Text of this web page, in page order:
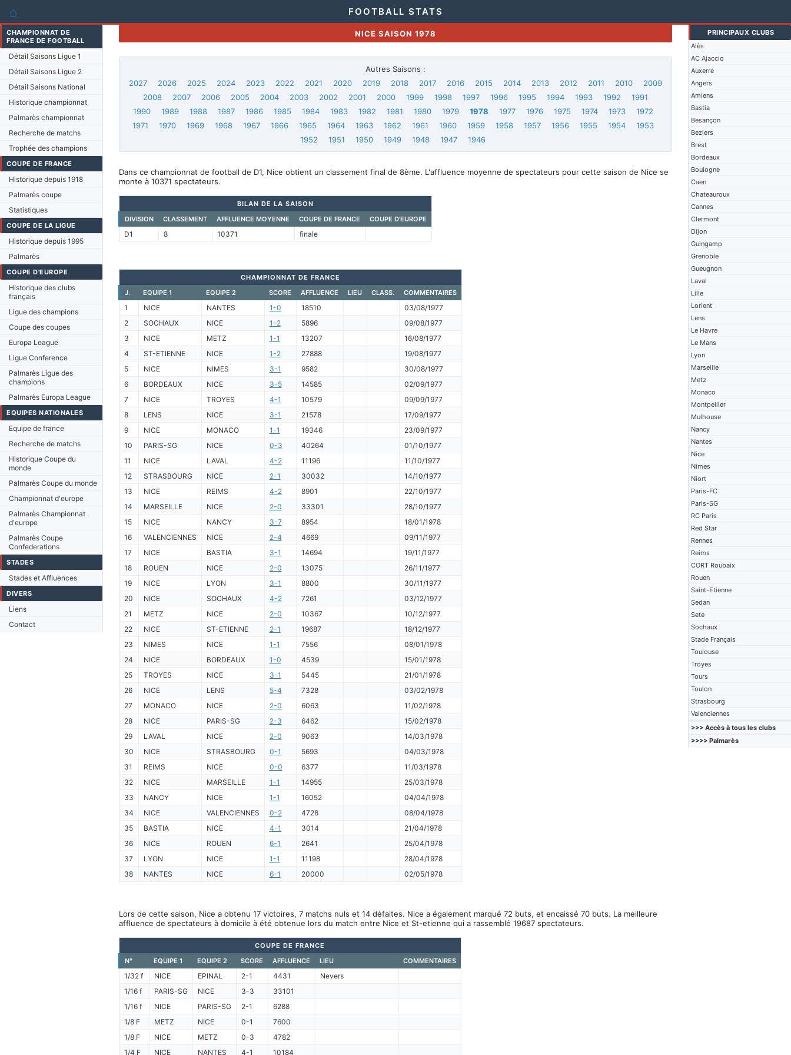
⌂ FOOTBALL STATS
CHAMPIONNAT DE
FRANCE DE FOOTBALL
Détail Saisons Ligue 1
Détail Saisons Ligue 2
Détail Saisons National
Historique championnat
Palmarès championnat
Recherche de matchs
Trophée des champions
COUPE DE FRANCE
Historique depuis 1918
Palmarès coupe
Statistiques
COUPE DE LA LIGUE
Historique depuis 1995
Palmarès
COUPE D'EUROPE
Historique des clubs
français
Ligue des champions
Coupe des coupes
Europa League
Ligue Conference
Palmarès Ligue des
champions
Palmarès Europa League
EQUIPES NATIONALES
Equipe de france
Recherche de matchs
Historique Coupe du
monde
Palmarès Coupe du monde
Championnat d'europe
Palmarès Championnat
d'europe
Palmarès Coupe
Confederations
STADES
Stades et Affluences
DIVERS
Liens
Contact
PRINCIPAUX CLUBS
Alès
AC Ajaccio
Auxerre
Angers
Amiens
Bastia
Besançon
Beziers
Brest
Bordeaux
Boulogne
Caen
Chateauroux
Cannes
Clermont
Dijon
Guingamp
Grenoble
Gueugnon
Laval
Lille
Lorient
Lens
Le Havre
Le Mans
Lyon
Marseille
Metz
Monaco
Montpellier
Mulhouse
Nancy
Nantes
Nice
Nimes
Niort
Paris-FC
Paris-SG
RC Paris
Red Star
Rennes
Reims
CORT Roubaix
Rouen
Saint-Etienne
Sedan
Sete
Sochaux
Stade Français
Toulouse
Troyes
Tours
Toulon
Strasbourg
Valenciennes
>>> Accès à tous les clubs
>>>> Palmarès
NICE SAISON 1978
Autres Saisons :
2027
2026 2025 2024 2023 2022 2021 2020 2019 2018 2017 2016 2015 2014 2013 2012 2011 2010
2009
2008
2007 2006 2005 2004 2003 2002 2001 2000 1999 1998 1997 1996 1995 1994 1993 1992
1991
1990
1989 1988 1987 1986 1985 1984 1983 1982 1981 1980 1979 1978 1977 1976 1975 1974 1973
1972
1971
1970 1969 1968 1967 1966 1965 1964 1963 1962 1961 1960 1959 1958 1957 1956 1955 1954
1953
1952
1951 1950 1949 1948 1947 1946
Dans ce championnat de football de D1, Nice obtient un classement final de 8ème. L'affluence moyenne de spectateurs pour cette saison de Nice se
monte à 10371 spectateurs.
BILAN DE LA SAISON
DIVISION
CLASSEMENT AFFLUENCE MOYENNE COUPE DE FRANCE COUPE D'EUROPE
D1 8 10371 finale
CHAMPIONNAT DE FRANCE
J.
EQUIPE 1 EQUIPE 2 SCORE AFFLUENCE LIEU CLASS. COMMENTAIRES
1 NICE NANTES 1-0 18510
03/08/1977
2
SOCHAUX NICE 1-2 5896
09/08/1977
3
NICE METZ 1-1 13207
16/08/1977
4
ST-ETIENNE NICE 1-2 27888
19/08/1977
5
NICE NIMES 3-1 9582
30/08/1977
6
BORDEAUX NICE 3-5 14585
02/09/1977
7
NICE TROYES 4-1 10579
09/09/1977
8
LENS NICE 3-1 21578
17/09/1977
9
NICE MONACO 1-1 19346
23/09/1977
10
PARIS-SG NICE 0-3 40264
01/10/1977
11
NICE LAVAL 4-2 11196
11/10/1977
12
STRASBOURG NICE 2-1 30032
14/10/1977
13
NICE REIMS 4-2 8901
22/10/1977
14
MARSEILLE NICE 2-0 33301
28/10/1977
15
NICE NANCY 3-7 8954
18/01/1978
16
VALENCIENNES NICE 2-4 4669
09/11/1977
17
NICE BASTIA 3-1 14694
19/11/1977
18
ROUEN NICE 2-0 13075
26/11/1977
19
NICE LYON 3-1 8800
30/11/1977
20
NICE SOCHAUX 4-2 7261
03/12/1977
21
METZ NICE 2-0 10367
10/12/1977
22
NICE ST-ETIENNE 2-1 19687
18/12/1977
23
NIMES NICE 1-1 7556
08/01/1978
24
NICE BORDEAUX 1-0 4539
15/01/1978
25
TROYES NICE 3-1 5445
21/01/1978
26
NICE LENS 5-4 7328
03/02/1978
27
MONACO NICE 2-0 6063
11/02/1978
28
NICE PARIS-SG 2-3 6462
15/02/1978
29
LAVAL NICE 2-0 9063
14/03/1978
30
NICE STRASBOURG 0-1 5693
04/03/1978
31
REIMS NICE 0-0 6377
11/03/1978
32
NICE MARSEILLE 1-1 14955
25/03/1978
33
NANCY NICE 1-1 16052
04/04/1978
34
NICE VALENCIENNES 0-2 4728
08/04/1978
35
BASTIA NICE 4-1 3014
21/04/1978
36
NICE ROUEN 6-1 2641
25/04/1978
37
LYON NICE 1-1 11198
28/04/1978
38
NANTES NICE 6-1 20000 02/05/1978
Lors de cette saison, Nice a obtenu 17 victoires, 7 matchs nuls et 14 défaites. Nice a également marqué 72 buts, et encaissé 70 buts. La meilleure
affluence de spectateurs à domicile à été obtenue lors du match entre Nice et St-etienne qui a rassemblé 19687 spectateurs.
COUPE DE FRANCE
N°
EQUIPE 1 EQUIPE 2 SCORE AFFLUENCE LIEU COMMENTAIRES
1/32 f NICE EPINAL 2-1 4431
Nevers
1/16 f
PARIS-SG NICE 3-3
33101
1/16 f
NICE PARIS-SG 2-1
6288
1/8 F
METZ NICE 0-1
7600
1/8 F
NICE METZ 0-3
4782
1/4 F
NICE NANTES 4-1 10184